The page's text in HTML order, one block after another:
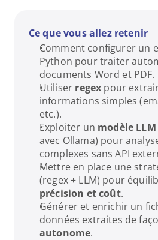
Ce que vous allez retenir
Comment configurer un
Python pour traiter
documents Word et PDF.
Utiliser regex pour
informations simples
etc.).
Exploiter un modèle
avec Ollama) pour
complexes sans API
Mettre en place une
(regex + LLM) pour
précision et coût.
Générer et enrichir un
données extraites de
autonome.